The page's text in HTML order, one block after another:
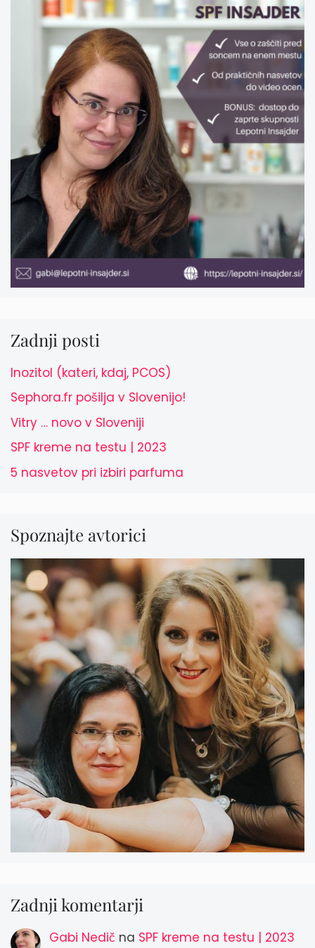
Zadnji posti
Inozitol (kateri, kdaj, PCOS)
Sephora.fr pošilja v Slovenijo!
Vitry … novo v Sloveniji
SPF kreme na testu | 2023
5 nasvetov pri izbiri parfuma
Spoznajte avtorici
Zadnji komentarji
Gabi Nedič na SPF kreme na testu | 2023